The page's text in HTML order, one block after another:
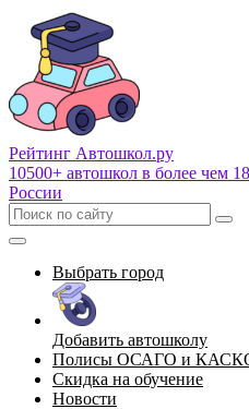
Рейтинг Автошкол.ру
10500+ автошкол в более чем
России
Выбрать город
Добавить автошколу
Полисы ОСАГО и
Скидка на обучение
Новости